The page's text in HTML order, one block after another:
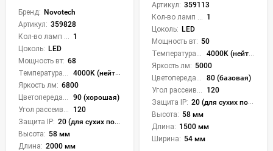
Бренд: Novotech
Артикул: 359828
1
Цоколь: LED
Мощность вт: 68
4000K (нейтральный)
Яркость лм: 6800
90 (хорошая)
120
Защита IP: 20 (для сухих пом.)
Высота: 58 мм
Длина: 2000 мм
Артикул: 359113
Кол-во ламп или LED: 1
Цоколь: LED
Мощность вт: 50
Температура света:
4000K (нейтральный)
Яркость лм: 5000
Цветопередача (CRI):
80 (базовая)
Угол рассеивания света °:
120
Защита IP: 20 (для сухих пом.)
Высота: 58 мм
Длина: 1500 мм
Ширина: 54 мм